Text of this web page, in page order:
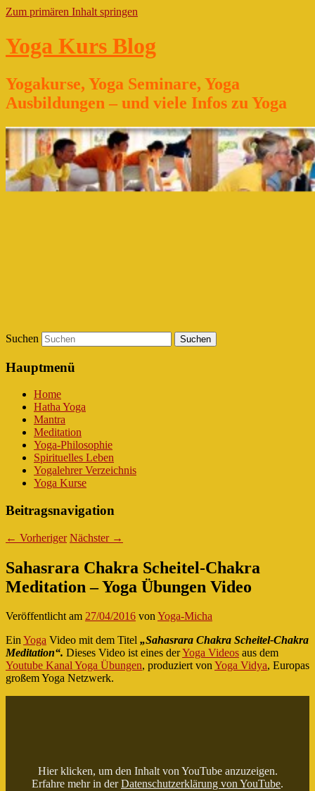
Zum primären Inhalt springen
Yoga Kurs Blog
Yogakurse, Yoga Seminare, Yoga
Ausbildungen – und viele Infos zu Yoga
Suchen
Hauptmenü
Home
Hatha Yoga
Mantra
Meditation
Yoga-Philosophie
Spirituelles Leben
Yogalehrer Verzeichnis
Yoga Kurse
Beitragsnavigation
← Vorheriger Nächster →
Sahasrara Chakra Scheitel-Chakra
Meditation – Yoga Übungen Video
Veröffentlicht am 27/04/2016 vonYoga-Micha
EinYoga Video mit dem Titel „Sahasrara Chakra Scheitel-Chakra
Meditation“. Dieses Video ist eines derYoga Videos aus dem
Youtube Kanal Yoga Übungen, produziert vonYoga Vidya, Europas
großem Yoga Netzwerk.
anzeigenHier klicken, um den Inhalt von YouTube anzuzeigen.
Erfahre mehr in derDatenschutzerklärung von YouTube.